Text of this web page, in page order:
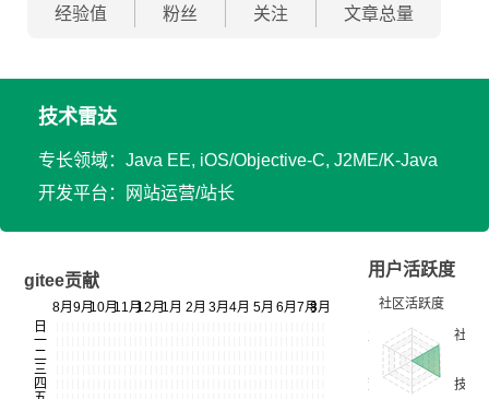
经验值 粉丝 关注 文章总量
技术雷达
专长领域：Java EE, iOS/Objective-C, J2ME/K-Java
开发平台：网站运营/站长
gitee贡献
用户活跃度